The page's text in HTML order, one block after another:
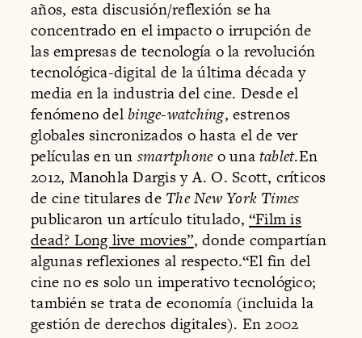
años, esta discusión/reflexión se ha
concentrado en el impacto o irrupción de
las empresas de tecnología o la revolución
tecnológica-digital de la última década y
media en la industria del cine. Desde el
fenómeno delbinge-watching, estrenos
globales sincronizados o hasta el de ver
películas en un smartphoneo unatablet.En
2012, Manohla Dargis y A. O. Scott, críticos
de cine titulares de The New York Times
publicaron un artículo titulado,“Film is
dead? Long live movies”, donde compartían
algunas reflexiones al respecto.“El fin del
cine no es solo un imperativo tecnológico;
también se trata de economía (incluida la
gestión de derechos digitales). En 2002